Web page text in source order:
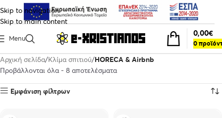
Skip to navigation
Skip to main content
Menu
0
0,00€
Αρχική σελίδα Κλίμα σπιτιού HORECA & Airbnb
Προβάλλονται όλα - 8 αποτελέσματα
Εμφάνιση φίλτρων